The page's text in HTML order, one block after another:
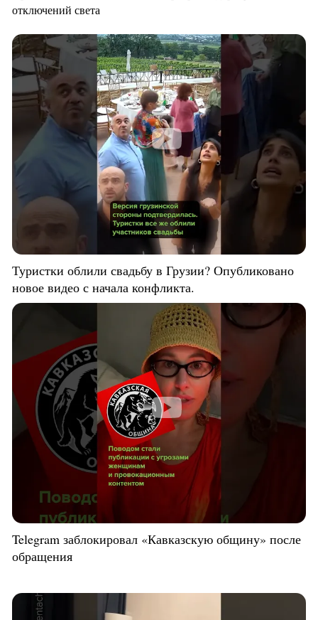
отключений света
Туристки облили свадьбу в Грузии? Опубликовано
новое видео с начала конфликта.
Telegram заблокировал «Кавказскую общину» после
обращения